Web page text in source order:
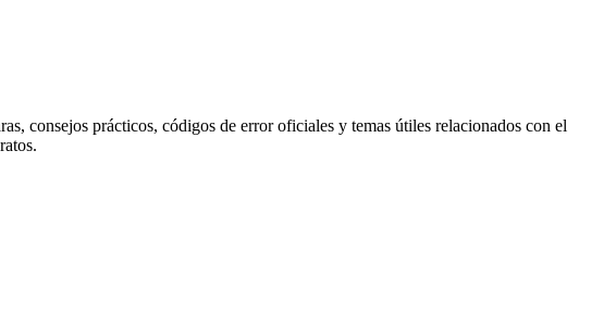
consejos prácticos, códigos de error oficiales y temas útiles relacionados con el